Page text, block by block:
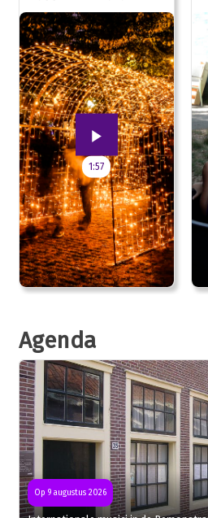
jubileum!
1:57
Agenda
Op 9 augustus 2026